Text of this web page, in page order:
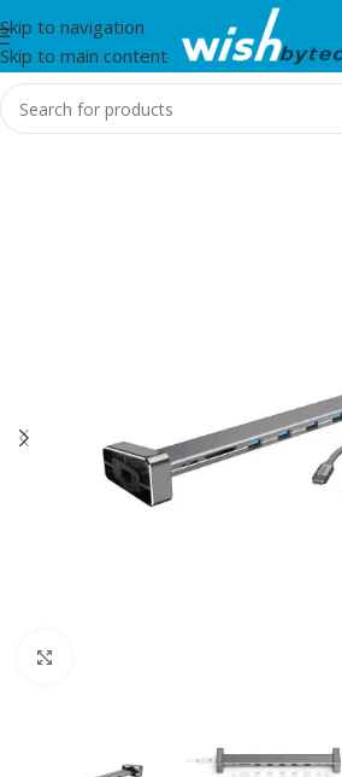
Skip to navigation
Skip to main content
Home/Hama